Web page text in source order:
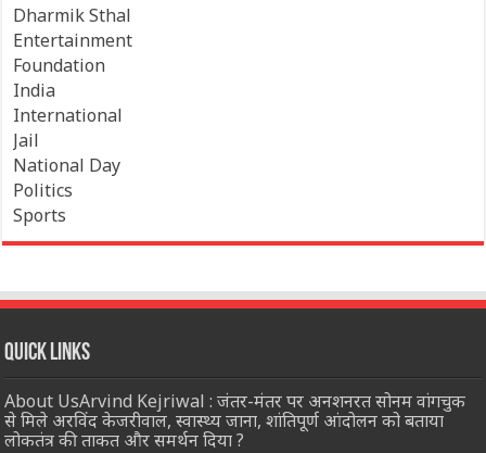
Dharmik Sthal
Entertainment
Foundation
India
International
Jail
National Day
Politics
Sports
Quick Links
About UsArvind Kejriwal : जंतर-मंतर पर अनशनरत सोनम वांगचुक
से मिले अरविंद केजरीवाल, स्वास्थ्य जाना, शांतिपूर्ण आंदोलन को बताया
लोकतंत्र की ताकत और समर्थन दिया ?